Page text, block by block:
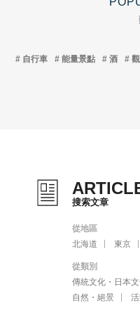
自行車 能量景點 酒
搜索文章
從地區
北海道
東京
從類別
傳統文化・日本
自然・絕景